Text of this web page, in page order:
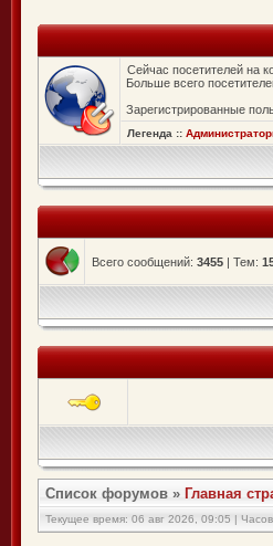
Сейчас посетителей на
Больше всего
Зарегистрированные
Легенда ::
Всего сообщений: 3455 | Тем:
Список форумов » Главная
Текущее время: 06 авг 2026, 09:05 |